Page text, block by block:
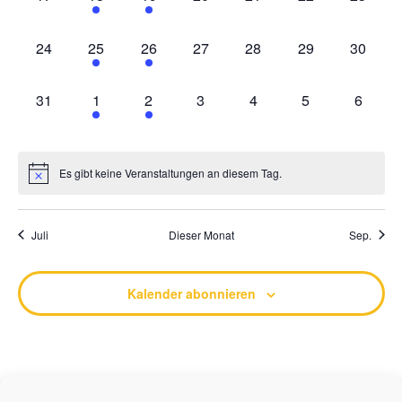
0 Veranstaltungen,
24 1 Veranstaltung,
25 1 Veranstaltung,
26 0 Veranstaltungen,
27 0 Veranstaltungen,
28 0
29 0
30
0 Veranstaltungen,
31 1 Veranstaltung,
1 1 Veranstaltung,
2 0 Veranstaltungen,
3 0 Veranstaltungen,
4 0
5 0
6
Es gibt keine Veranstaltungen an diesem Tag.
Juli Dieser Monat Sep.
Kalender abonnieren